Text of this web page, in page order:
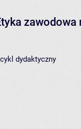
dydaktyczny